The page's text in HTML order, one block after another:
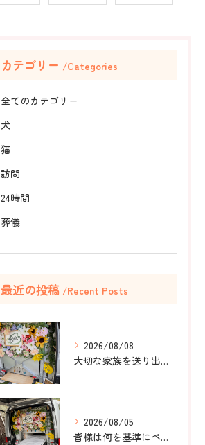
カテゴリー Categories
全てのカテゴリー
犬
猫
訪問
24時間
葬儀
最近の投稿 Recent Posts
2026/08/08
大切な家族を送り出すお手伝いをしました。
2026/08/05
皆様は何を基準にペット葬儀社を選びますか？